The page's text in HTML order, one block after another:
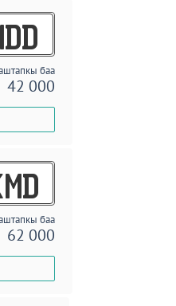
баа
42 000
баа
62 000